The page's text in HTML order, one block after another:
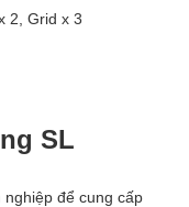
2, Grid x 3
SL
để cung cấp